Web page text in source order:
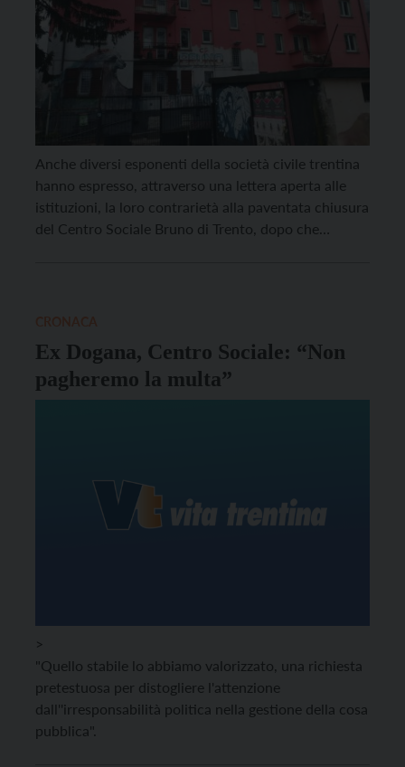
Anche diversi esponenti della società civile trentina
hanno espresso, attraverso una lettera aperta alle
istituzioni, la loro contrarietà alla paventata chiusura
del Centro Sociale Bruno di Trento, dopo che
Ex Dogana, Centro Sociale: “Non
pagheremo la multa”
>
"Quello stabile lo abbiamo valorizzato, una richiesta
pretestuosa per distogliere l'attenzione
dall''irresponsabilità politica nella gestione della cosa
pubblica".